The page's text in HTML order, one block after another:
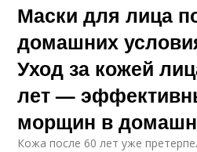
Маски для лица
домашних
Уход за кожей
лет —
морщин в
Кожа после 60 лет уже